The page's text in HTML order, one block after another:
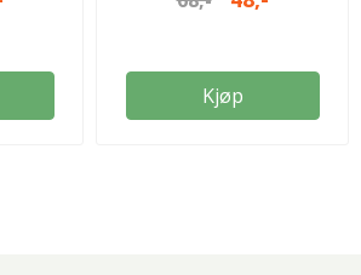
på voksested når jorden
er varm. Høstes fra juni.
Kjøp